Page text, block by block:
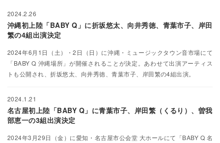
2024.2.26
沖縄初上陸「BABY Q」に折坂悠太、向井秀徳、青葉市子、岸田
繁の4組出演決定
2024年6月1日（土）・2日（日）に沖縄・ミュージックタウン音市場にて
「BABY Q 沖縄場所」が開催されることが決定。あわせて出演アーティス
トも公開され、折坂悠太、向井秀徳、青葉市子、岸田繁の4組出演。
2024.1.21
名古屋初上陸「BABY Q」に青葉市子、岸田繁（くるり）、曽我
部恵一の3組出演決定
2024年3月29日（金）に愛知・名古屋市公会堂 大ホールにて「BABY Q 名